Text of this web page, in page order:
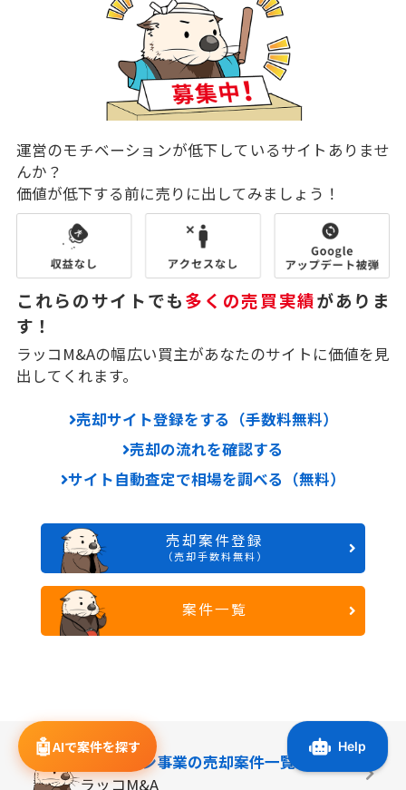
運営のモチベーションが低下しているサイトありませ
んか？
価値が低下する前に売りに出してみましょう！
これらのサイトでも多くの売買実績がありま
す！
ラッコM&Aの幅広い買主があなたのサイトに価値を見
出してくれます。
売却サイト登録をする（手数料無料）
売却の流れを確認する
サイト自動査定で相場を調べる（無料）
売却案件登録
（売却手数料無料）
案件一覧
🤖AIで案件を探す
オンライン事業の売却案件一覧
ラッコM&A